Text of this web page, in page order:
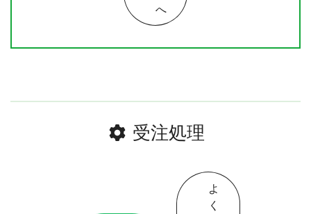
へ
受注処理
よ
く